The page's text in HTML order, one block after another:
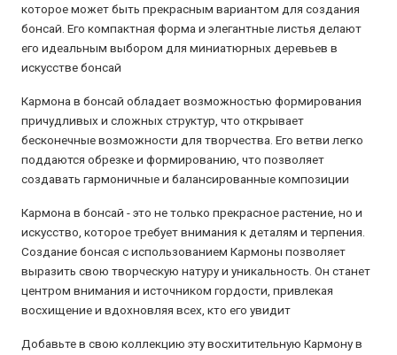
которое может быть прекрасным вариантом для создания
бонсай. Его компактная форма и элегантные листья делают
его идеальным выбором для миниатюрных деревьев в
искусстве бонсай
Кармона в бонсай обладает возможностью формирования
причудливых и сложных структур, что открывает
бесконечные возможности для творчества. Его ветви легко
поддаются обрезке и формированию, что позволяет
создавать гармоничные и балансированные композиции
Кармона в бонсай - это не только прекрасное растение, но и
искусство, которое требует внимания к деталям и терпения.
Создание бонсая с использованием Кармоны позволяет
выразить свою творческую натуру и уникальность. Он станет
центром внимания и источником гордости, привлекая
восхищение и вдохновляя всех, кто его увидит
Добавьте в свою коллекцию эту восхитительную Кармону в